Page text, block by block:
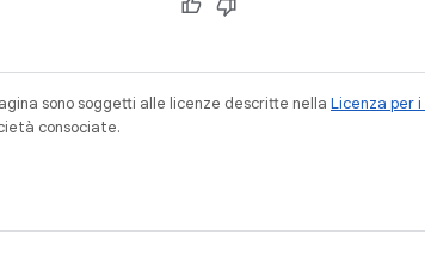
sono soggetti alle licenze descritte nella Licenza per
consociate.